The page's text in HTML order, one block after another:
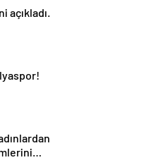
açıkladı.